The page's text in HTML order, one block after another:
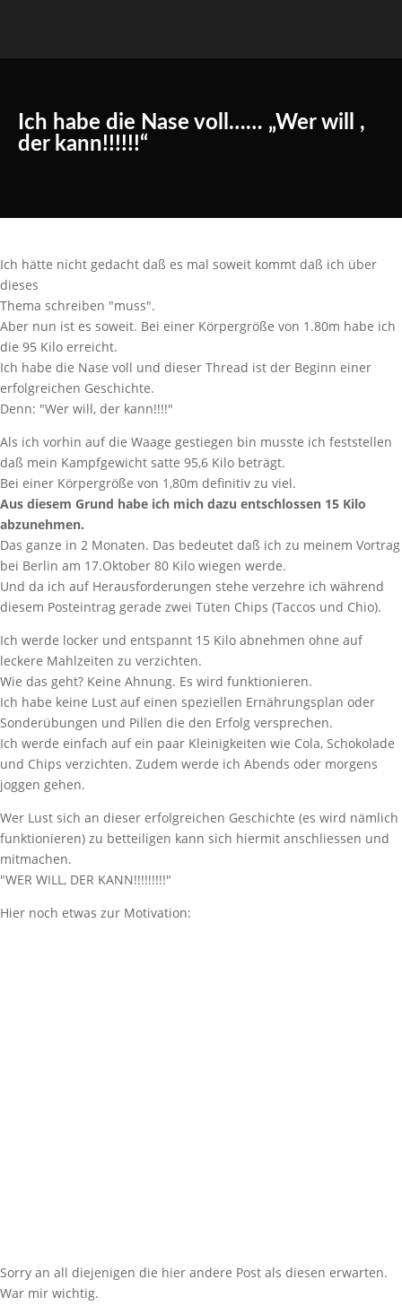
Ich habe die Nase voll…… „Wer will ,
der kann!!!!!!“
Ich hätte nicht gedacht daß es mal soweit kommt daß ich über
dieses
Thema schreiben "muss".
Aber nun ist es soweit. Bei einer Körpergröße von 1.80m habe ich
die 95 Kilo erreicht.
Ich habe die Nase voll und dieser Thread ist der Beginn einer
erfolgreichen Geschichte.
Denn: "Wer will, der kann!!!!"
Als ich vorhin auf die Waage gestiegen bin musste ich feststellen
daß mein Kampfgewicht satte 95,6 Kilo beträgt.
Bei einer Körpergröße von 1,80m definitiv zu viel.
Aus diesem Grund habe ich mich dazu entschlossen 15 Kilo
abzunehmen.
Das ganze in 2 Monaten. Das bedeutet daß ich zu meinem Vortrag
bei Berlin am 17.Oktober 80 Kilo wiegen werde.
Und da ich auf Herausforderungen stehe verzehre ich während
diesem Posteintrag gerade zwei Tüten Chips (Taccos und Chio).
Ich werde locker und entspannt 15 Kilo abnehmen ohne auf
leckere Mahlzeiten zu verzichten.
Wie das geht? Keine Ahnung. Es wird funktionieren.
Ich habe keine Lust auf einen speziellen Ernährungsplan oder
Sonderübungen und Pillen die den Erfolg versprechen.
Ich werde einfach auf ein paar Kleinigkeiten wie Cola, Schokolade
und Chips verzichten. Zudem werde ich Abends oder morgens
joggen gehen.
Wer Lust sich an dieser erfolgreichen Geschichte (es wird nämlich
funktionieren) zu betteiligen kann sich hiermit anschliessen und
mitmachen.
"WER WILL, DER KANN!!!!!!!!!"
Hier noch etwas zur Motivation:
Sorry an all diejenigen die hier andere Post als diesen erwarten.
War mir wichtig.